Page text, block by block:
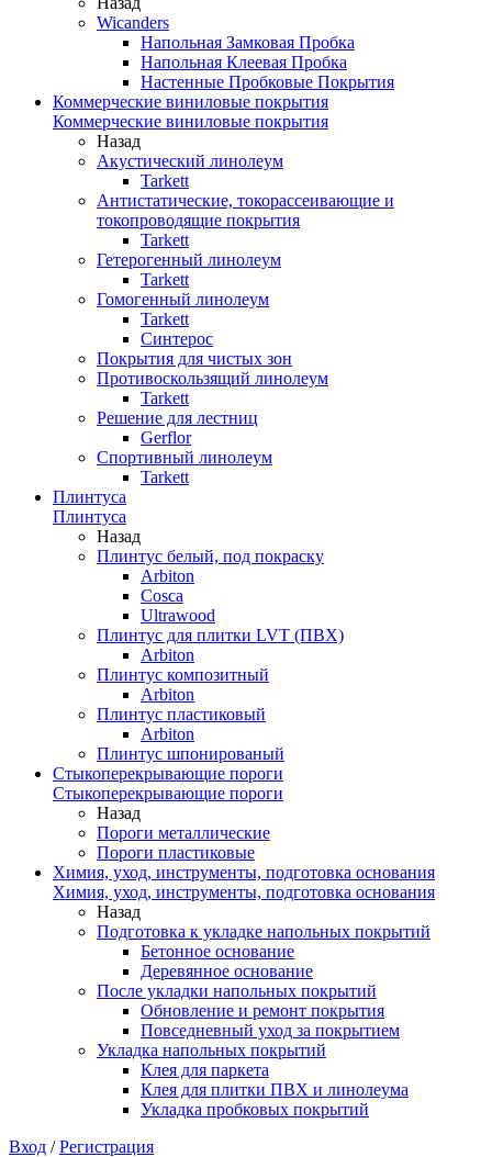
Wicanders
Напольная Замковая Пробка
Напольная Клеевая Пробка
Настенные Пробковые Покрытия
Коммерческие виниловые покрытия
Коммерческие виниловые покрытия
Назад
Акустический линолеум
Tarkett
Антистатические, токорассеивающие и
токопроводящие покрытия
Tarkett
Гетерогенный линолеум
Tarkett
Гомогенный линолеум
Tarkett
Синтерос
Покрытия для чистых зон
Противоскользящий линолеум
Tarkett
Решение для лестниц
Gerflor
Спортивный линолеум
Tarkett
Плинтуса
Плинтуса
Назад
Плинтус белый, под покраску
Arbiton
Cosca
Ultrawood
Плинтус для плитки LVT (ПВХ)
Arbiton
Плинтус композитный
Arbiton
Плинтус пластиковый
Arbiton
Плинтус шпонированый
Стыкоперекрывающие пороги
Стыкоперекрывающие пороги
Назад
Пороги металлические
Пороги пластиковые
Химия, уход, инструменты, подготовка основания
Химия, уход, инструменты, подготовка основания
Назад
Подготовка к укладке напольных покрытий
Бетонное основание
Деревянное основание
После укладки напольных покрытий
Обновление и ремонт покрытия
Повседневный уход за покрытием
Укладка напольных покрытий
Клея для паркета
Клея для плитки ПВХ и линолеума
Укладка пробковых покрытий
Вход /Регистрация